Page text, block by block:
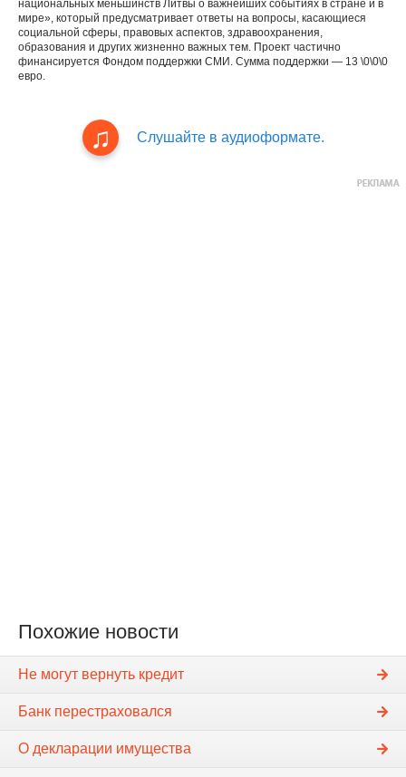
национальных меньшинств Литвы о важнейших событиях в стране и в
мире», который предусматривает ответы на вопросы, касающиеся
социальной сферы, правовых аспектов, здравоохранения,
образования и других жизненно важных тем. Проект частично
финансируется Фондом поддержки СМИ. Сумма поддержки — 13 \0\0\0
евро.
Слушайте в аудиоформате.
Похожие новости
Не могут вернуть кредит
Банк перестраховался
О декларации имущества